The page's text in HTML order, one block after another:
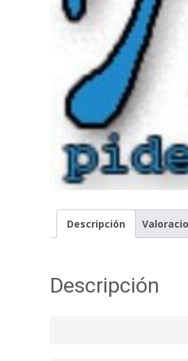
Descripción
Descripción